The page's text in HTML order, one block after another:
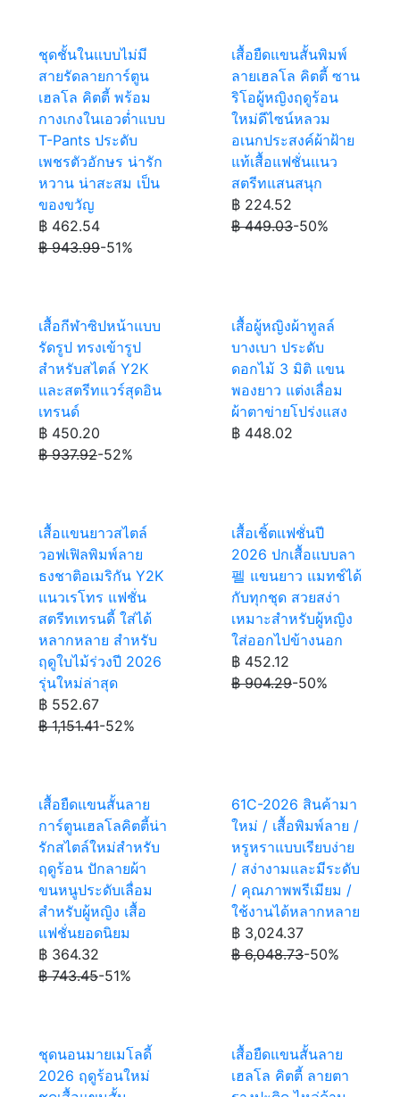
ชุดชั้นในแบบไม่มี
สายรัดลายการ์ตูน
เฮลโล คิตตี้ พร้อม
กางเกงในเอวต่ำแบบ
T-Pants ประดับ
เพชรตัวอักษร น่ารัก
หวาน น่าสะสม เป็น
ของขวัญ
฿ 462.54
฿ 943.99-51%
เสื้อยืดแขนสั้นพิมพ์
ลายเฮลโล คิตตี้ ซาน
ริโอผู้หญิงฤดูร้อน
ใหม่ดีไซน์หลวม
อเนกประสงค์ผ้าฝ้าย
แท้เสื้อแฟชั่นแนว
สตรีทแสนสนุก
฿ 224.52
฿ 449.03-50%
เสื้อกีฬาซิปหน้าแบบ
รัดรูป ทรงเข้ารูป
สำหรับสไตล์ Y2K
และสตรีทแวร์สุดอิน
เทรนด์
฿ 450.20
฿ 937.92-52%
เสื้อผู้หญิงผ้าทูลล์
บางเบา ประดับ
ดอกไม้ 3 มิติ แขน
พองยาว แต่งเลื่อม
ผ้าตาข่ายโปร่งแสง
฿ 448.02
เสื้อแขนยาวสไตล์
วอฟเฟิลพิมพ์ลาย
ธงชาติอเมริกัน Y2K
แนวเรโทร แฟชั่น
สตรีทเทรนดี้ ใส่ได้
หลากหลาย สำหรับ
ฤดูใบไม้ร่วงปี 2026
รุ่นใหม่ล่าสุด
฿ 552.67
฿ 1,151.41-52%
เสื้อเชิ้ตแฟชั่นปี
2026 ปกเสื้อแบบลา
펠 แขนยาว แมทช์ได้
กับทุกชุด สวยสง่า
เหมาะสำหรับผู้หญิง
ใส่ออกไปข้างนอก
฿ 452.12
฿ 904.29-50%
เสื้อยืดแขนสั้นลาย
การ์ตูนเฮลโลคิตตี้น่า
รักสไตล์ใหม่สำหรับ
ฤดูร้อน ปักลายผ้า
ขนหนูประดับเลื่อม
สำหรับผู้หญิง เสื้อ
แฟชั่นยอดนิยม
฿ 364.32
฿ 743.45-51%
61C-2026 สินค้ามา
ใหม่ / เสื้อพิมพ์ลาย /
หรูหราแบบเรียบง่าย
/ สง่างามและมีระดับ
/ คุณภาพพรีเมียม /
ใช้งานได้หลากหลาย
฿ 3,024.37
฿ 6,048.73-50%
ชุดนอนมายเมโลดี้
2026 ฤดูร้อนใหม่
เสื้อยืดแขนสั้นลาย
เฮลโล คิตตี้ ลายตา